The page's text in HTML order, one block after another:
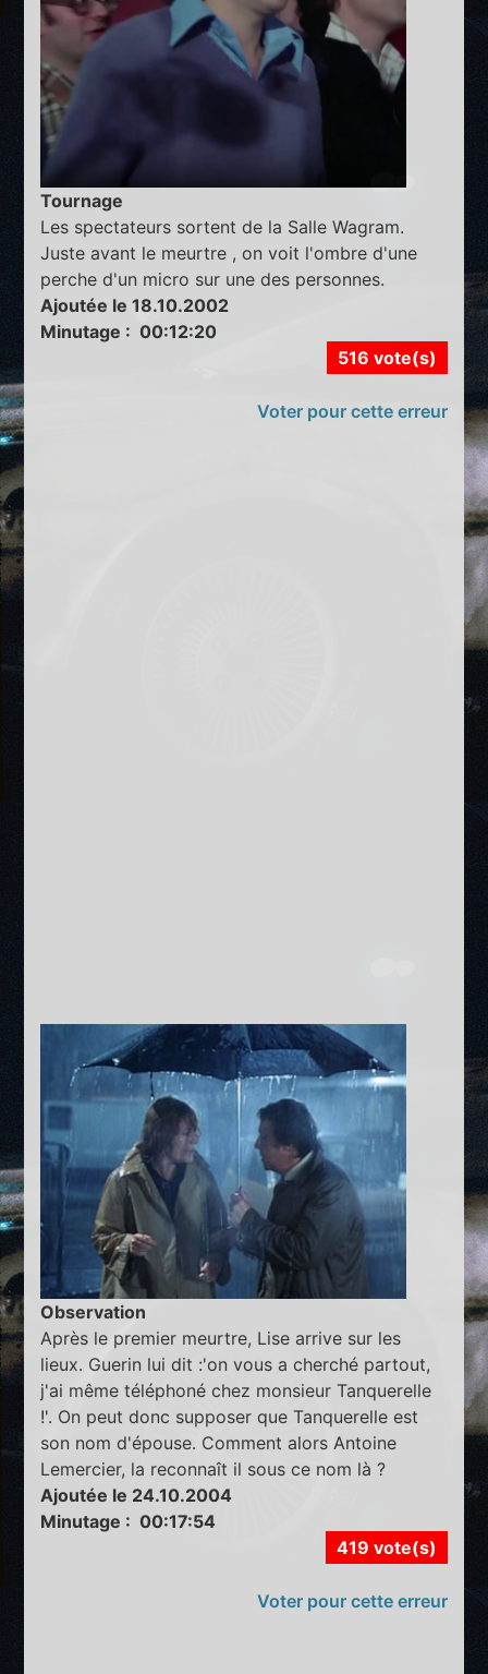
Tournage
Les spectateurs sortent de la Salle Wagram.
Juste avant le meurtre , on voit l'ombre d'une
perche d'un micro sur une des personnes.
Ajoutée le 18.10.2002
Minutage : 00:12:20
516 vote(s)
Voter pour cette erreur
Observation
Après le premier meurtre, Lise arrive sur les
lieux. Guerin lui dit :'on vous a cherché partout,
j'ai même téléphoné chez monsieur Tanquerelle
!'. On peut donc supposer que Tanquerelle est
son nom d'épouse. Comment alors Antoine
Lemercier, la reconnaît il sous ce nom là ?
Ajoutée le 24.10.2004
Minutage : 00:17:54
419 vote(s)
Voter pour cette erreur